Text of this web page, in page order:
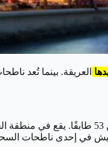
العريقة. بينما تُعد
بدأ بناء هذا البرج في عام 2012 وتم
السحاب للاستمتاع